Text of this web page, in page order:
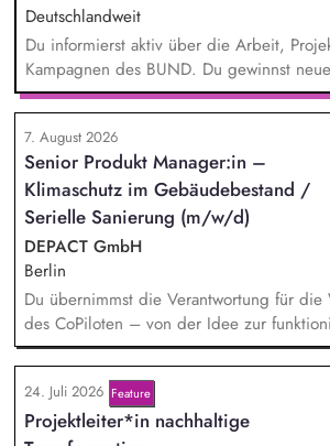
Deutschlandweit
Du informierst aktiv über die Arbeit,
Kampagnen des BUND. Du gewinnst
stärkst damit langfristig den Umwelt- und
beantwortest Fragen zu Umwelt-, Arten-
bestem Wissen und Gewissen. Du
und Aktionen, beispielsweise durch das
Unterschriften für Petitionen.
7. August 2026
Senior Produkt Manager:in –
Klimaschutz im Gebäudebestand /
Serielle Sanierung (m/w/d)
DEPACT GmbH
Berlin
Du übernimmst die Verantwortung für die
des CoPiloten – von der Idee zur
Im Zentrum stehen die Umsetzung und
verstehst die zugrunde liegenden
und entwickelst daraus unser Produkt
unseren Partnern der Branche.
24. Juli 2026 Feature
Projektleiter*in nachhaltige